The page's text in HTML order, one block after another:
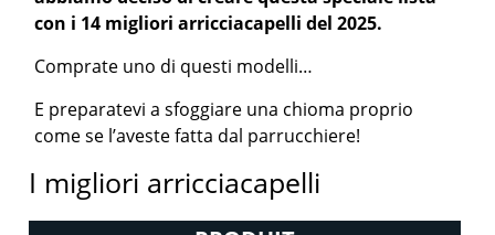
con i 14 migliori arricciacapelli del 2025.
Comprate uno di questi modelli…
E preparatevi a sfoggiare una chioma proprio
come se l’aveste fatta dal parrucchiere!
I migliori arricciacapelli